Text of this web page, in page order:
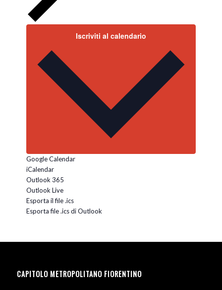
Iscriviti al calendario
Google Calendar
iCalendar
Outlook 365
Outlook Live
Esporta il file .ics
Esporta file .ics di Outlook
CAPITOLO METROPOLITANO FIORENTINO